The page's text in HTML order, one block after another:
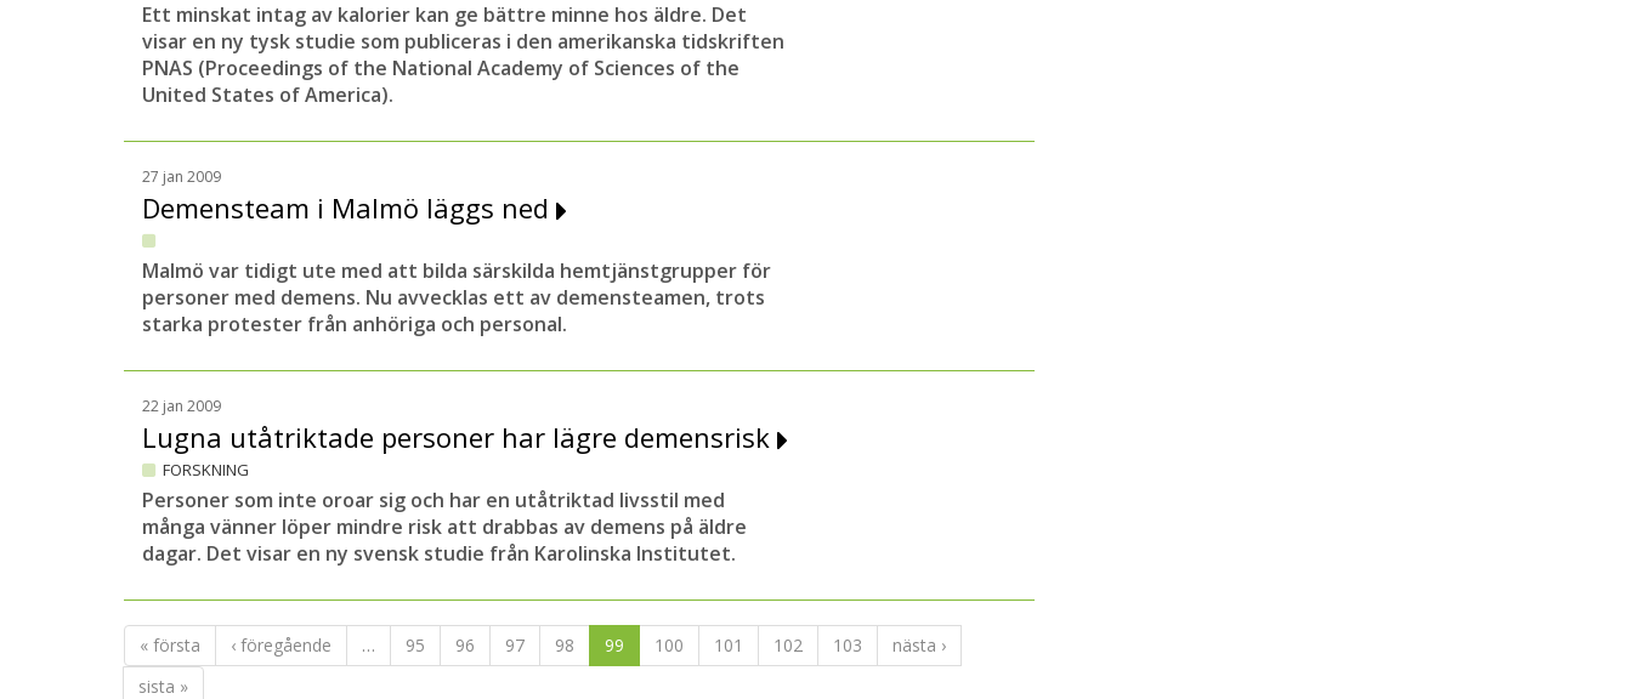
Ett minskat intag av kalorier kan ge bättre minne hos äldre. Det
visar en ny tysk studie som publiceras i den amerikanska tidskriften
PNAS (Proceedings of the National Academy of Sciences of the
United States of America).
27 jan 2009
Demensteam i Malmö läggs ned
Malmö var tidigt ute med att bilda särskilda hemtjänstgrupper för
personer med demens. Nu avvecklas ett av demensteamen, trots
starka protester från anhöriga och personal.
22 jan 2009
Lugna utåtriktade personer har lägre demensrisk
FORSKNING
Personer som inte oroar sig och har en utåtriktad livsstil med
många vänner löper mindre risk att drabbas av demens på äldre
dagar. Det visar en ny svensk studie från Karolinska Institutet.
« första ‹ föregående … 95 96 97 98 99 100 101 102 103
nästa ›
sista »